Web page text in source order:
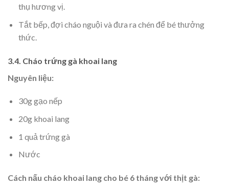
thụ hương vị.
Tắt bếp, đợi cháo nguội và đưa ra chén để bé thưởng
thức.
3.4. Cháo trứng gà khoai lang
Nguyên liệu:
30g gạo nếp
20g khoai lang
1 quả trứng gà
Nước
Cách nấu cháo khoai lang cho bé 6 tháng với thịt gà: